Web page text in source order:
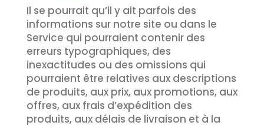
Il se pourrait qu’il y ait parfois des
informations sur notre site ou dans le
Service qui pourraient contenir des
erreurs typographiques, des
inexactitudes ou des omissions qui
pourraient être relatives aux descriptions
de produits, aux prix, aux promotions, aux
offres, aux frais d’expédition des
produits, aux délais de livraison et à la